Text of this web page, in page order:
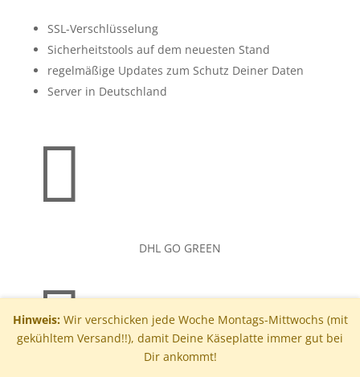
SSL-Verschlüsselung
Sicherheitstools auf dem neuesten Stand
regelmäßige Updates zum Schutz Deiner Daten
Server in Deutschland

DHL GO GREEN

Hinweis: Wir verschicken jede Woche Montags-Mittwochs (mit
gekühltem Versand!!), damit Deine Käseplatte immer gut bei
Dir ankommt!